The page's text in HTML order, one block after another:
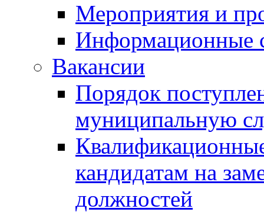
Мероприятия и
Информационные
Вакансии
Порядок
муниципальную
кандидатам на
должностей